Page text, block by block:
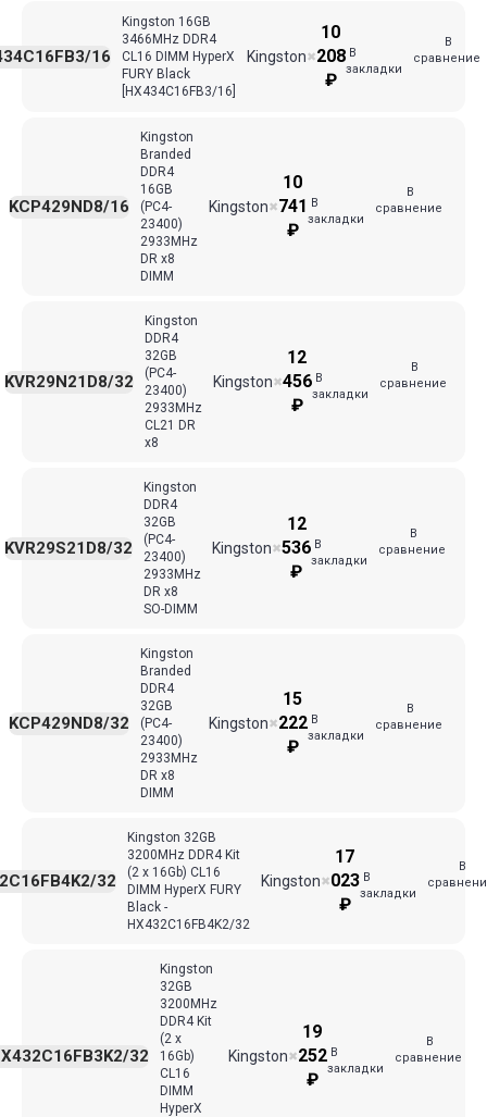
Kingston 16GB
3466MHz DDR4
CL16 DIMM HyperX
FURY Black
[HX434C16FB3/16]
Kingston
16 ✖
10
208
₽
В
закладки
В
сравнение
Kingston
Branded
DDR4
16GB
(PC4-
23400)
2933MHz
DR x8
DIMM
Kingston
KCP429ND8/16 ✖
10
741
₽
В
закладки
В
сравнение
Kingston
DDR4
32GB
(PC4-
23400)
2933MHz
CL21 DR
x8
Kingston
KVR29N21D8/32 ✖
12
456
₽
В
закладки
В
сравнение
Kingston
DDR4
32GB
(PC4-
23400)
2933MHz
DR x8
SO-DIMM
Kingston
KVR29S21D8/32 ✖
12
536
₽
В
закладки
В
сравнение
Kingston
Branded
DDR4
32GB
(PC4-
23400)
2933MHz
DR x8
DIMM
Kingston
KCP429ND8/32 ✖
15
222
₽
В
закладки
В
сравнение
Kingston 32GB
3200MHz DDR4 Kit
(2 x 16Gb) CL16
DIMM HyperX FURY
Black -
HX432C16FB4K2/32
Kingston
32 ✖
17
023
₽
В
закладки
В
Kingston
32GB
3200MHz
DDR4 Kit
(2 x
16Gb)
CL16
DIMM
HyperX
Kingston
32 ✖
19
252
₽
В
закладки
В
сравнение